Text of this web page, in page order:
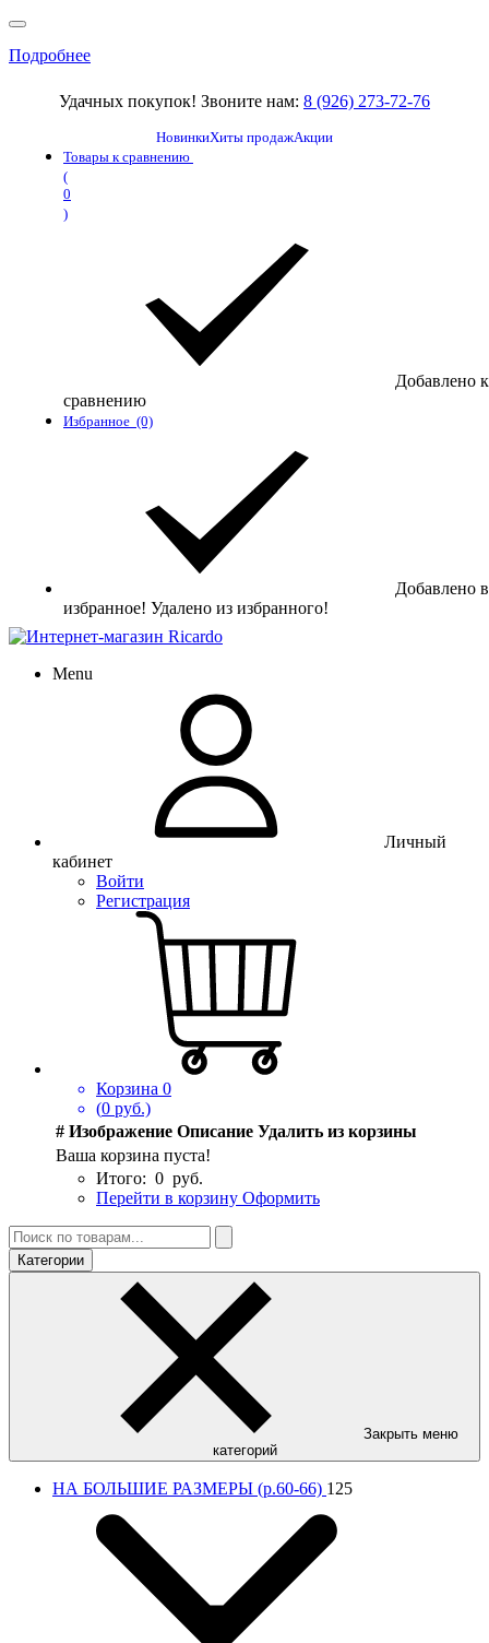
Подробнее
Удачных покупок! Звоните нам: 8 (926) 273-72-76
НовинкиХиты продажАкции
Товары к сравнению
(
0
)
Добавлено к
сравнению
Избранное (0)
Добавлено в
избранное! Удалено из избранного!
Menu
Личный
кабинет
Войти
Регистрация
Корзина 0
(0 руб.)
# Изображение Описание Удалить из корзины
Ваша корзина пуста!
Итого: 0 руб.
Перейти в корзину Оформить
Категории
Закрыть меню
категорий
НА БОЛЬШИЕ РАЗМЕРЫ (р.60-66) 125